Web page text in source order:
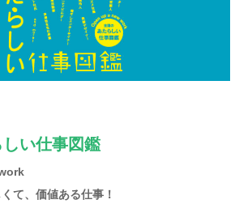
い仕事図鑑
て、価値ある仕事！